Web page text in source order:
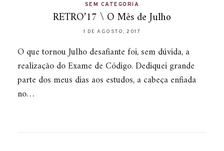
SEM CATEGORIA
RETRO’17 \ O Mês de Julho
1 DE AGOSTO, 2017
O que tornou Julho desafiante foi, sem dúvida, a
realização do Exame de Código. Dediquei grande
parte dos meus dias aos estudos, a cabeça enfiada
no…